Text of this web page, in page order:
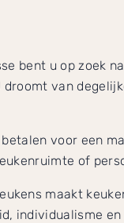
bent u op zoek
van
voor een
of
maakt
individualisme